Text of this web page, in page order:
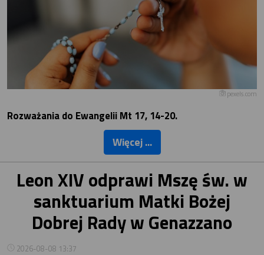
pexels.com
Rozważania do Ewangelii Mt 17, 14-20.
Więcej ...
Leon XIV odprawi Mszę św. w
sanktuarium Matki Bożej
Dobrej Rady w Genazzano
2026-08-08 13:37